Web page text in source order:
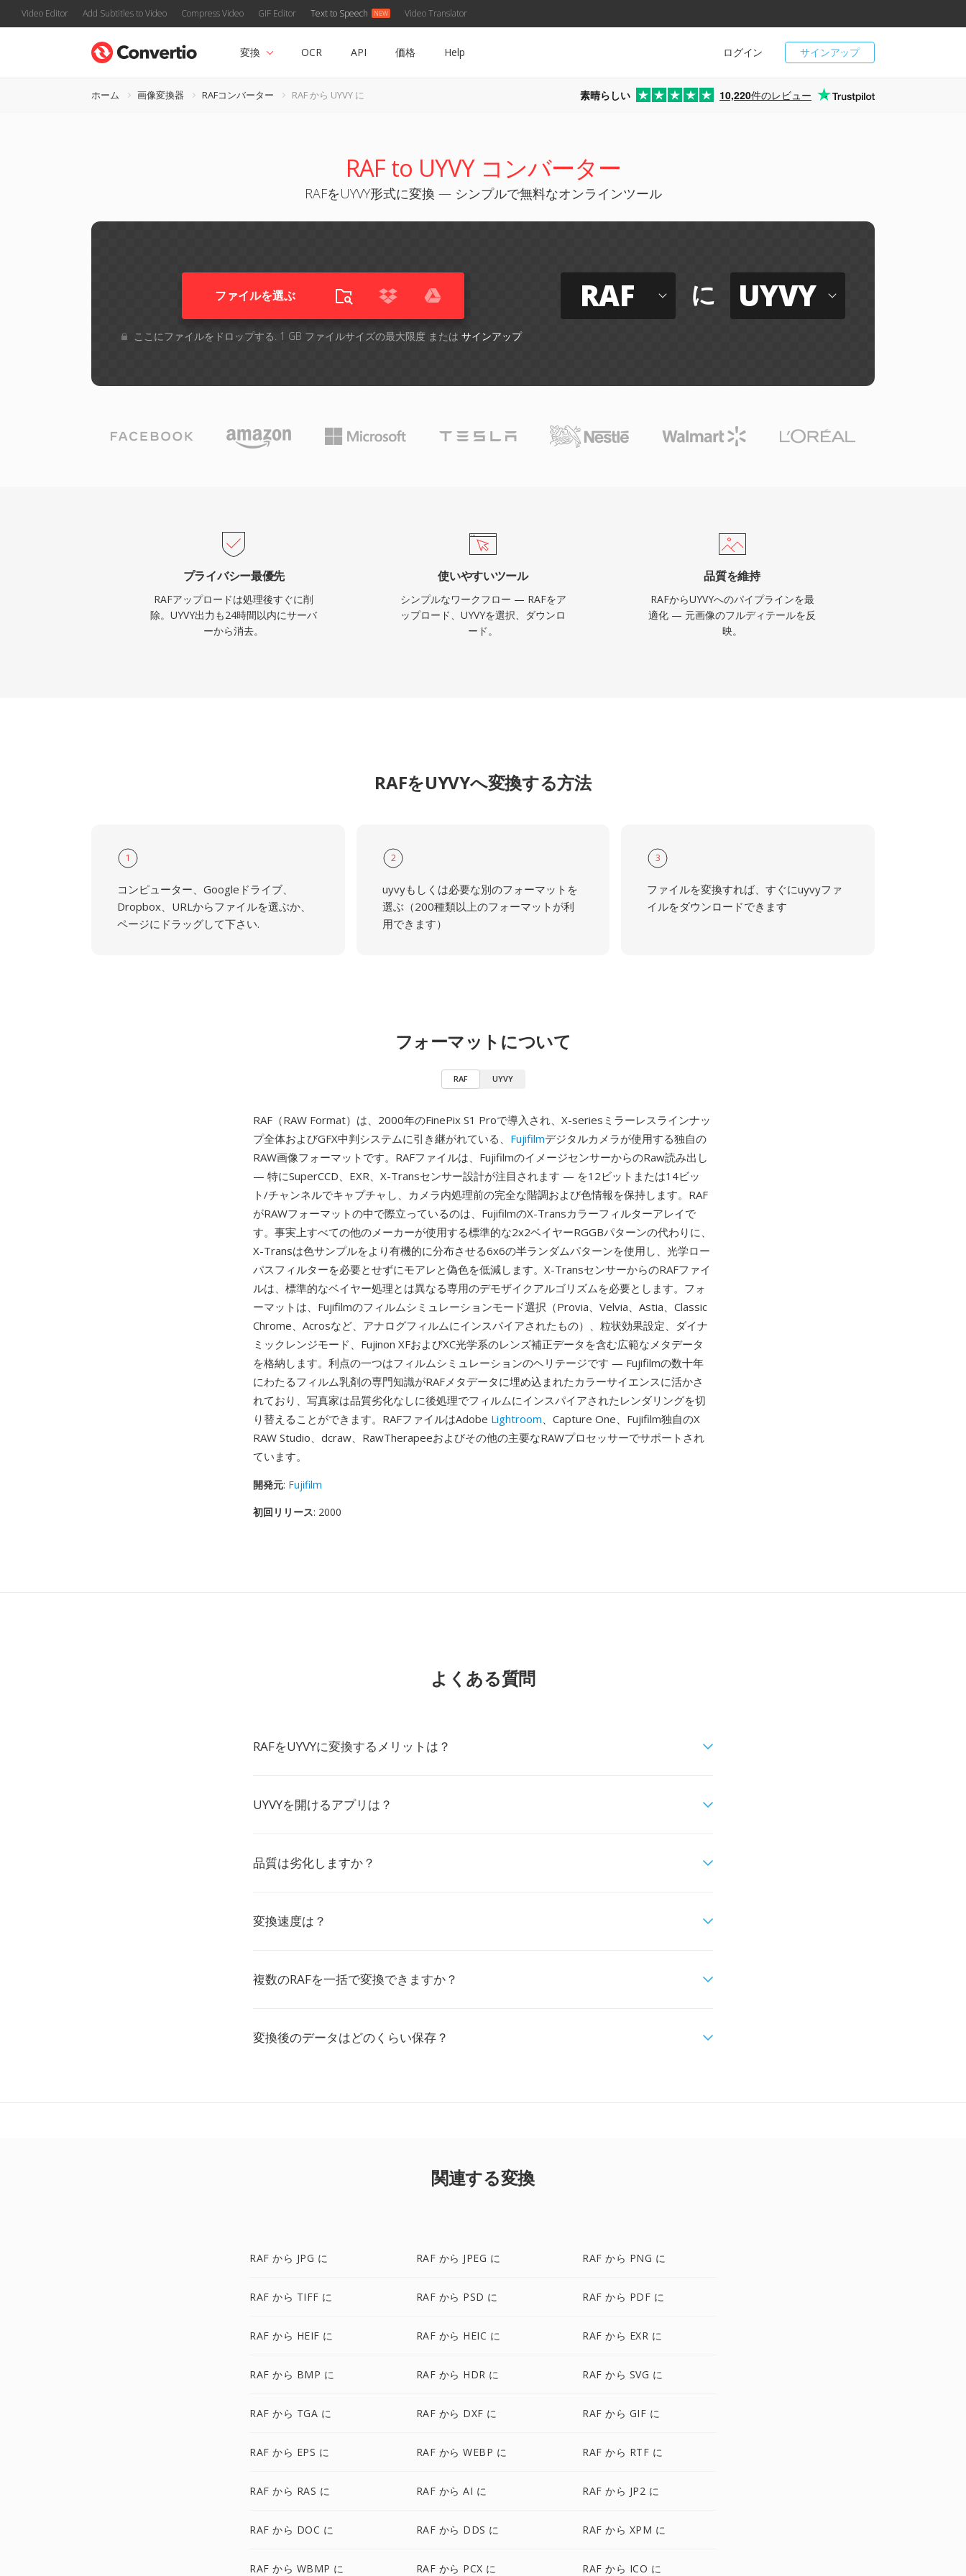
Video Editor Add Subtitles to Video Compress Video GIF Editor Text to Speech Video Translator
サインアップ
ログイン
変換 OCR API 価格 Help
ホーム 画像変換器 RAFコンバーター RAF から UYVY に 素晴らしい 10,220件のレビュー
RAF to UYVY コンバーター
RAFをUYVY形式に変換 — シンプルで無料なオンラインツール
ファイルを選ぶ
ここにファイルをドロップする. 1 GB ファイルサイズの最大限度 または サインアップ
RAF に UYVY
プライバシー最優先
RAFアップロードは処理後すぐに削
除。UYVY出力も24時間以内にサーバ
ーから消去。
使いやすいツール
シンプルなワークフロー — RAFをア
ップロード、UYVYを選択、ダウンロ
ード。
品質を維持
RAFからUYVYへのパイプラインを最
適化 — 元画像のフルディテールを反
映。
RAFをUYVYへ変換する方法
1
コンピューター、Googleドライブ、
Dropbox、URLからファイルを選ぶか、
ページにドラッグして下さい.
2
uyvyもしくは必要な別のフォーマットを
選ぶ（200種類以上のフォーマットが利
用できます）
3
ファイルを変換すれば、すぐにuyvyファ
イルをダウンロードできます
フォーマットについて
RAF UYVY
RAF（RAW Format）は、2000年のFinePix S1 Proで導入され、X-seriesミラーレスラインナッ
プ全体およびGFX中判システムに引き継がれている、 Fujifilmデジタルカメラが使用する独自の
RAW画像フォーマットです。RAFファイルは、FujifilmのイメージセンサーからのRaw読み出し
— 特にSuperCCD、EXR、X-Transセンサー設計が注目されます — を12ビットまたは14ビッ
ト/チャンネルでキャプチャし、カメラ内処理前の完全な階調および色情報を保持します。RAF
がRAWフォーマットの中で際立っているのは、FujifilmのX-Transカラーフィルターアレイで
す。事実上すべての他のメーカーが使用する標準的な2x2ベイヤーRGGBパターンの代わりに、
X-Transは色サンプルをより有機的に分布させる6x6の半ランダムパターンを使用し、光学ロー
パスフィルターを必要とせずにモアレと偽色を低減します。X-TransセンサーからのRAFファイ
ルは、標準的なベイヤー処理とは異なる専用のデモザイクアルゴリズムを必要とします。フォ
ーマットは、Fujifilmのフィルムシミュレーションモード選択（Provia、Velvia、Astia、Classic
Chrome、Acrosなど、アナログフィルムにインスパイアされたもの）、粒状効果設定、ダイナ
ミックレンジモード、Fujinon XFおよびXC光学系のレンズ補正データを含む広範なメタデータ
を格納します。利点の一つはフィルムシミュレーションのヘリテージです — Fujifilmの数十年
にわたるフィルム乳剤の専門知識がRAFメタデータに埋め込まれたカラーサイエンスに活かさ
れており、写真家は品質劣化なしに後処理でフィルムにインスパイアされたレンダリングを切
り替えることができます。RAFファイルはAdobe Lightroom、Capture One、Fujifilm独自のX
RAW Studio、dcraw、RawTherapeeおよびその他の主要なRAWプロセッサーでサポートされ
ています。
開発元: Fujifilm
初回リリース: 2000
よくある質問
RAFをUYVYに変換するメリットは？
UYVYを開けるアプリは？
品質は劣化しますか？
変換速度は？
複数のRAFを一括で変換できますか？
変換後のデータはどのくらい保存？
関連する変換
RAF から JPG に RAF から JPEG に RAF から PNG に
RAF から TIFF に RAF から PSD に RAF から PDF に
RAF から HEIF に RAF から HEIC に RAF から EXR に
RAF から BMP に RAF から HDR に RAF から SVG に
RAF から TGA に RAF から DXF に RAF から GIF に
RAF から EPS に RAF から WEBP に RAF から RTF に
RAF から RAS に RAF から AI に RAF から JP2 に
RAF から DOC に RAF から DDS に RAF から XPM に
RAF から WBMP に RAF から PCX に RAF から ICO に